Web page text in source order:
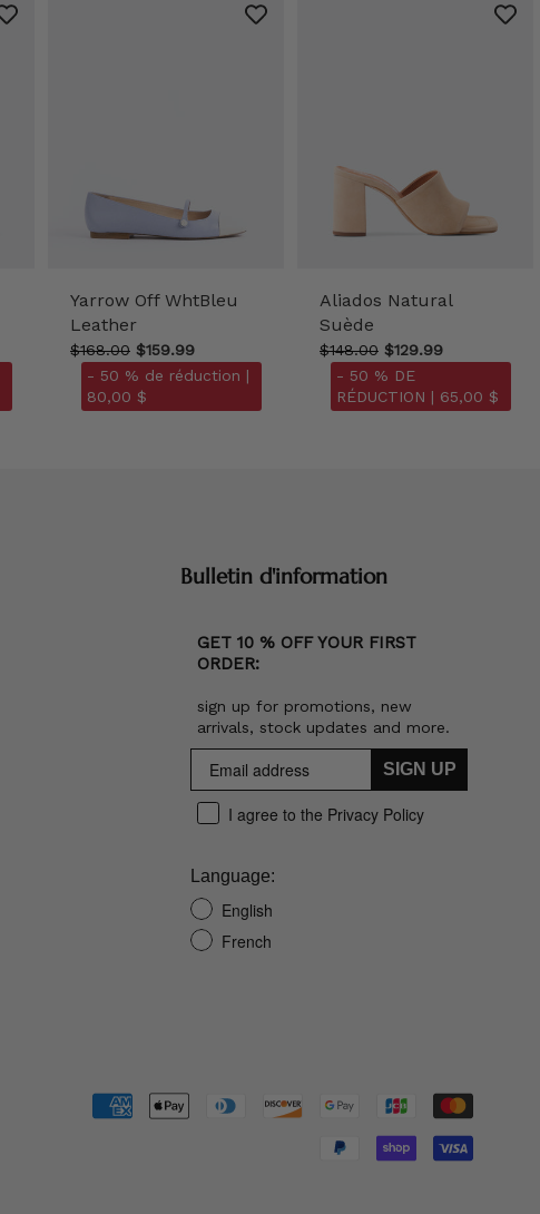
Yarrow Off WhtBleu
Leather
$168.00 $159.99
- 50 % de réduction |
80,00 $
Aliados Natural
Suède
$148.00 $129.99
- 50 % DE
RÉDUCTION | 65,00 $
Bulletin d'information
GET 10 % OFF YOUR FIRST
ORDER:
sign up for promotions, new
arrivals, stock updates and more.
SIGN UP
I agree to the Privacy Policy
Language:
English
French